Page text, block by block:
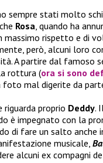
sempre stati molto
Rosa , quando ha
massimo rispetto e di
però, alcuni loro
A partire dal famoso
rottura (ora si sono
foto mal digerite da
riguarda proprio Deddy.
è impegnato con la
di fare un salto anche
musicale,
alcuni ex compagni